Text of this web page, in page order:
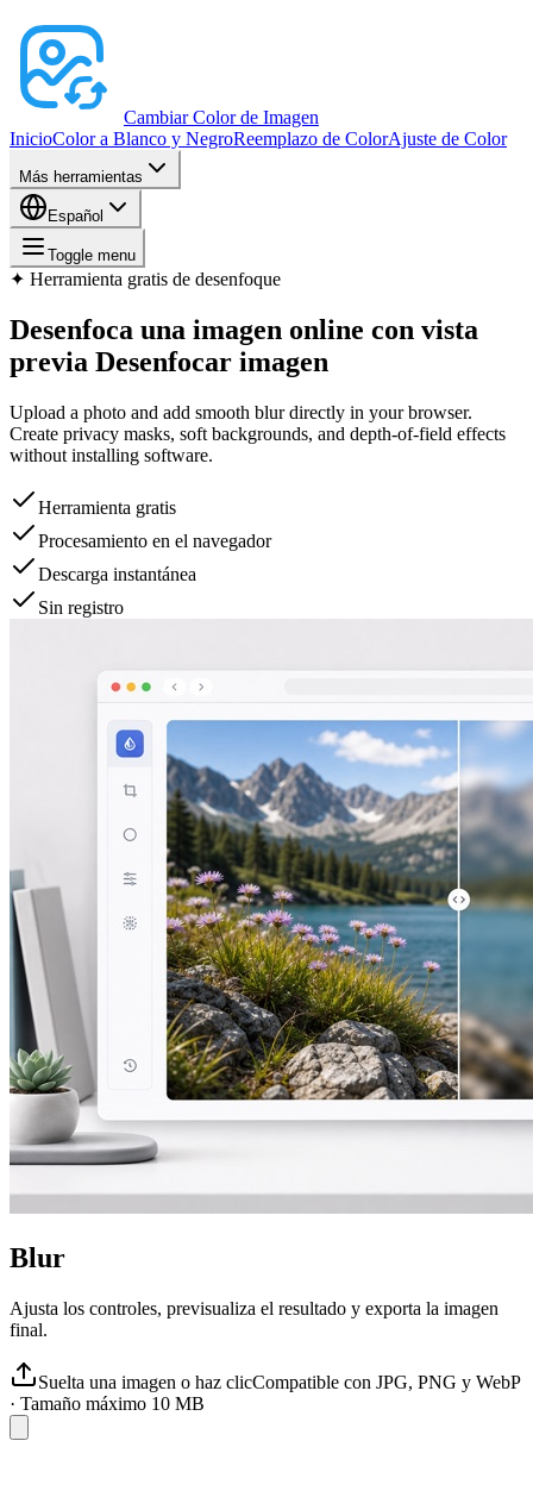
Cambiar Color de Imagen
InicioColor a Blanco y NegroReemplazo de ColorAjuste de Color
Más herramientas
Español
Toggle menu
✦ Herramienta gratis de desenfoque
Desenfoca una imagen online con vista
previa Desenfocar imagen
Upload a photo and add smooth blur directly in your browser.
Create privacy masks, soft backgrounds, and depth-of-field effects
without installing software.
Herramienta gratis
Procesamiento en el navegador
Descarga instantánea
Sin registro
Blur
Ajusta los controles, previsualiza el resultado y exporta la imagen
final.
Suelta una imagen o haz clicCompatible con JPG, PNG y WebP
· Tamaño máximo 10 MB